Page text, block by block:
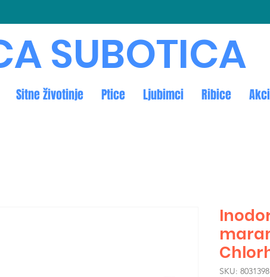
Sitne životinje Ptice Ljubimci Ribice
SUBOTICA
SKU: